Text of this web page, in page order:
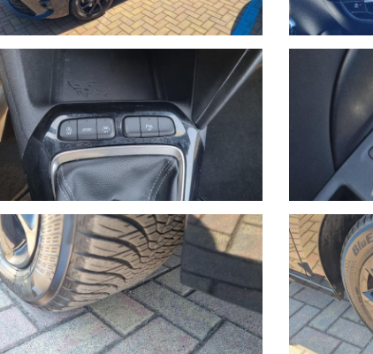
guasti di origine meccanica ed elettronica, vi offre un
in officina.
mesi.
furto & incendio, kasko, eventi naturali a prezzi
prima della consegna.
un messaggio su Whatsapp al numero 389.535.7225
posseduta. I nostri consulenti risponderanno indicando
per la vendita di autoveicoli e veicoli industriali dal
commercializzazione di veicoli d’occasione garantiti di tutte le